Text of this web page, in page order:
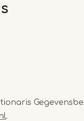
.